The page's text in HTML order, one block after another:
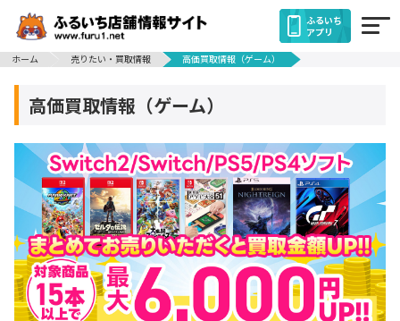
ふるいち
アプリ
ホーム
売りたい・買取情報 高価買取情報（ゲーム）
高価買取情報（ゲーム）